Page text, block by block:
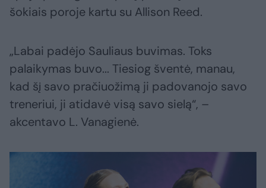
šokiais poroje kartu su Allison Reed.
„Labai padėjo Sauliaus buvimas. Toks
palaikymas buvo... Tiesiog šventė, manau,
kad šį savo pračiuožimą ji padovanojo savo
treneriui, ji atidavė visą savo sielą“, –
akcentavo L. Vanagienė.